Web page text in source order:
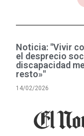
Noticia: "Vivir
el desprecio
discapacidad
resto»"
14/02/2026